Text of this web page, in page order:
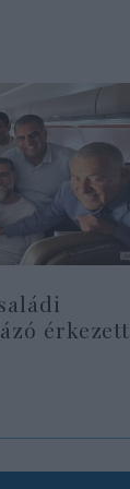
érkezett